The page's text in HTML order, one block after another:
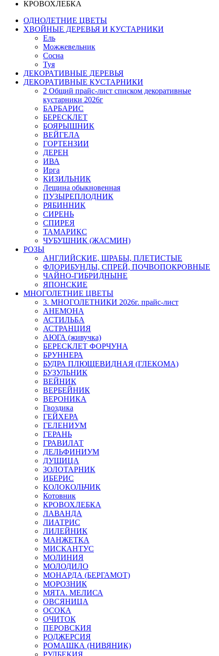
КРОВОХЛЕБКА
ОДНОЛЕТНИЕ ЦВЕТЫ
ХВОЙНЫЕ ДЕРЕВЬЯ И КУСТАРНИКИ
Ель
Можжевельник
Сосна
Туя
ДЕКОРАТИВНЫЕ ДЕРЕВЬЯ
ДЕКОРАТИВНЫЕ КУСТАРНИКИ
2 Общий прайс-лист списком декоративные
кустарники 2026г
БАРБАРИС
БЕРЕСКЛЕТ
БОЯРЫШНИК
ВЕЙГЕЛА
ГОРТЕНЗИИ
ДЕРЕН
ИВА
Ирга
КИЗИЛЬНИК
Лещина обыкновенная
ПУЗЫРЕПЛОДНИК
РЯБИННИК
СИРЕНЬ
СПИРЕЯ
ТАМАРИКС
ЧУБУШНИК (ЖАСМИН)
РОЗЫ
АНГЛИЙСКИЕ, ШРАБЫ, ПЛЕТИСТЫЕ
ФЛОРИБУНДЫ, СПРЕЙ, ПОЧВОПОКРОВНЫЕ
ЧАЙНО-ГИБРИДНЫНЕ
ЯПОНСКИЕ
МНОГОЛЕТНИЕ ЦВЕТЫ
3. МНОГОЛЕТНИКИ 2026г. прайс-лист
АНЕМОНА
АСТИЛЬБА
АСТРАНЦИЯ
АЮГА (живучка)
БЕРЕСКЛЕТ ФОРЧУНА
БРУННЕРА
БУДРА ПЛЮЩЕВИДНАЯ (ГЛЕКОМА)
БУЗУЛЬНИК
ВЕЙНИК
ВЕРБЕЙНИК
ВЕРОНИКА
Гвоздика
ГЕЙХЕРА
ГЕЛЕНИУМ
ГЕРАНЬ
ГРАВИЛАТ
ДЕЛЬФИНИУМ
ДУШИЦА
ЗОЛОТАРНИК
ИБЕРИС
КОЛОКОЛЬЧИК
Котовник
КРОВОХЛЕБКА
ЛАВАНДА
ЛИАТРИС
ЛИЛЕЙНИК
МАНЖЕТКА
МИСКАНТУС
МОЛИНИЯ
МОЛОДИЛО
МОНАРДА (БЕРГАМОТ)
МОРОЗНИК
МЯТА. МЕЛИСА
ОВСЯНИЦА
ОСОКА
ОЧИТОК
ПЕРОВСКИЯ
РОДЖЕРСИЯ
РОМАШКА (НИВЯНИК)
РУДБЕКИЯ